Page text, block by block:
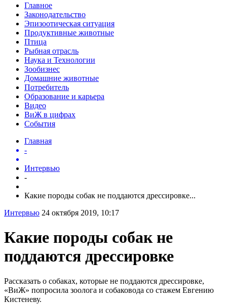
Главное
Законодательство
Эпизоотическая ситуация
Продуктивные животные
Птица
Рыбная отрасль
Наука и Технологии
Зообизнес
Домашние животные
Потребитель
Образование и карьера
Видео
ВиЖ в цифрах
События
Главная
-
Интервью
-
Какие породы собак не поддаются дрессировке...
Интервью 24 октября 2019, 10:17
Какие породы собак не
поддаются дрессировке
Рассказать о собаках, которые не поддаются дрессировке,
«ВиЖ» попросила зоолога и собаковода со стажем Евгению
Кистеневу.